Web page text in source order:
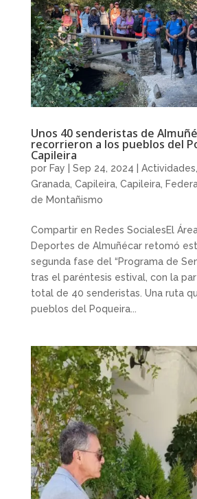
Unos 40 senderistas de
recorrieron a los pueblos del
Capileira
por Fay Sep 24, 2024 Actividades
Granada, Capileira, Capileira,
de Montañismo
Compartir en Redes SocialesEl
Deportes de Almuñécar retomó
segunda fase del “Programa de
tras el paréntesis estival, con la
total de 40 senderistas. Una ruta
pueblos del Poqueira...